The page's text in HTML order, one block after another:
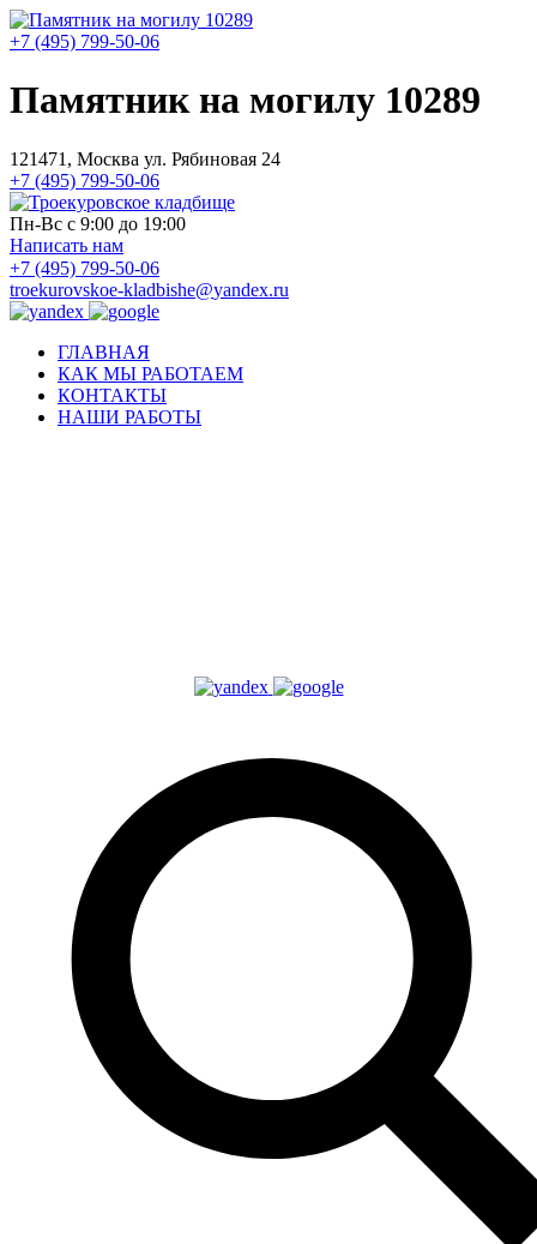
+7 (495) 799-50-06
Памятник на могилу 10289
121471, Москва ул. Рябиновая 24
+7 (495) 799-50-06
Пн-Вс с 9:00 до 19:00
Написать нам
+7 (495) 799-50-06
troekurovskoe-kladbishe@yandex.ru
ГЛАВНАЯ
КАК МЫ РАБОТАЕМ
КОНТАКТЫ
НАШИ РАБОТЫ